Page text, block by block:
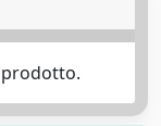
prodotto.